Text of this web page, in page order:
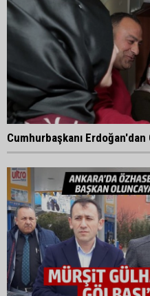
Cumhurbaşkanı